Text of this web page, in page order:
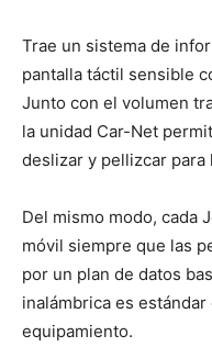
Trae un sistema de
pantalla táctil sensible
Junto con el volumen
la unidad Car-Net
deslizar y pellizcar para
Del mismo modo, cada
móvil siempre que las
por un plan de datos
inalámbrica es
equipamiento.